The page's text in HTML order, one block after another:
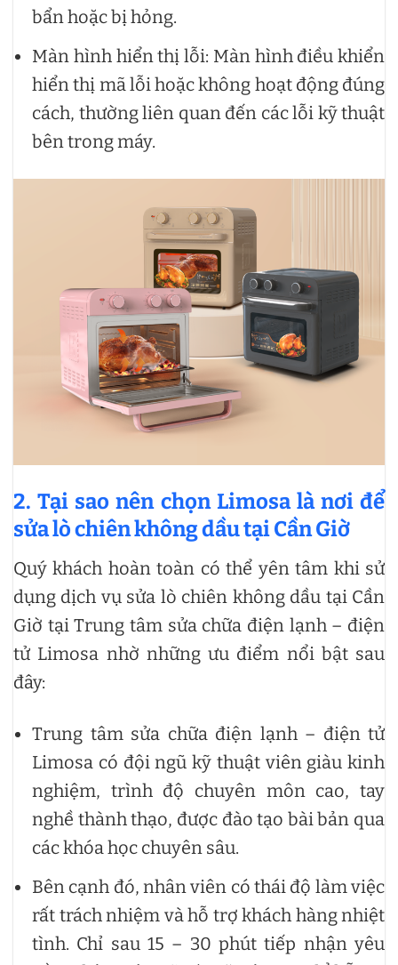
bẩn hoặc bị hỏng.
Màn hình hiển thị lỗi: Màn hình điều khiển
hiển thị mã lỗi hoặc không hoạt động đúng
cách, thường liên quan đến các lỗi kỹ thuật
bên trong máy.
2. Tại sao nên chọn Limosa là nơi để
sửa lò chiên không dầu tại Cần Giờ
Quý khách hoàn toàn có thể yên tâm khi sử
dụng dịch vụ sửa lò chiên không dầu tại Cần
Giờ tại Trung tâm sửa chữa điện lạnh – điện
tử Limosa nhờ những ưu điểm nổi bật sau
đây:
Trung tâm sửa chữa điện lạnh – điện tử
Limosa có đội ngũ kỹ thuật viên giàu kinh
nghiệm, trình độ chuyên môn cao, tay
nghề thành thạo, được đào tạo bài bản qua
các khóa học chuyên sâu.
Bên cạnh đó, nhân viên có thái độ làm việc
rất trách nhiệm và hỗ trợ khách hàng nhiệt
tình. Chỉ sau 15 – 30 phút tiếp nhận yêu